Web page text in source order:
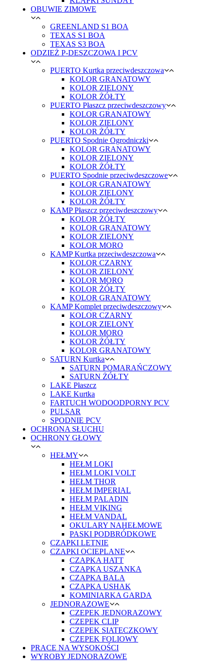
OBUWIE ZIMOWE
GREENLAND S1 BOA
TEXAS S1 BOA
TEXAS S3 BOA
ODZIEŻ P-DESZCZOWA I PCV
PUERTO Kurtka przeciwdeszczowa
KOLOR GRANATOWY
KOLOR ZIELONY
KOLOR ŻÓŁTY
PUERTO Płaszcz przeciwdeszczowy
KOLOR GRANATOWY
KOLOR ZIELONY
KOLOR ŻÓŁTY
PUERTO Spodnie Ogrodniczki
KOLOR GRANATOWY
KOLOR ZIELONY
KOLOR ŻÓŁTY
PUERTO Spodnie przeciwdeszczowe
KOLOR GRANATOWY
KOLOR ZIELONY
KOLOR ŻÓŁTY
KAMP Płaszcz przeciwdeszczowy
KOLOR ŻÓŁTY
KOLOR GRANATOWY
KOLOR ZIELONY
KOLOR MORO
KAMP Kurtka przeciwdeszczowa
KOLOR CZARNY
KOLOR ZIELONY
KOLOR MORO
KOLOR ŻÓŁTY
KOLOR GRANATOWY
KAMP Komplet przeciwdeszczowy
KOLOR CZARNY
KOLOR ZIELONY
KOLOR MORO
KOLOR ŻÓŁTY
KOLOR GRANATOWY
SATURN Kurtka
SATURN POMARAŃCZOWY
SATURN ŻÓŁTY
LAKE Płaszcz
LAKE Kurtka
FARTUCH WODOODPORNY PCV
PULSAR
SPODNIE PCV
OCHRONA SŁUCHU
OCHRONY GŁOWY
HEŁMY
HEŁM LOKI
HEŁM LOKI VOLT
HEŁM THOR
HEŁM IMPERIAL
HEŁM PALADIN
HEŁM VIKING
HEŁM VANDAL
OKULARY NAHEŁMOWE
PASKI PODBRÓDKOWE
CZAPKI LETNIE
CZAPKI OCIEPLANE
CZAPKA HATT
CZAPKA USZANKA
CZAPKA BALA
CZAPKA USHAK
KOMINIARKA GARDA
JEDNORAZOWE
CZEPEK JEDNORAZOWY
CZEPEK CLIP
CZEPEK SIATECZKOWY
CZEPEK FOLIOWY
PRACE NA WYSOKOŚCI
WYROBY JEDNORAZOWE